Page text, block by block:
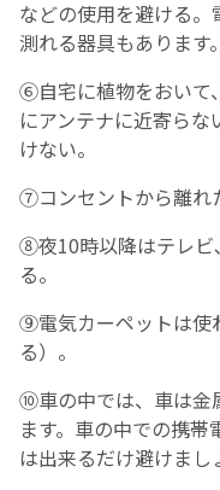
などの使用を避ける
測れる器具もあります。
⑥自宅に植物をおいて
にアンテナに近寄ら
けない。
⑦コンセントから離れ
⑧夜10時以降はテレビ
る。
⑨電気カーペットは使
る）。
⑩車の中では、車は金
ます。車の中での携
は出来るだけ避けまし